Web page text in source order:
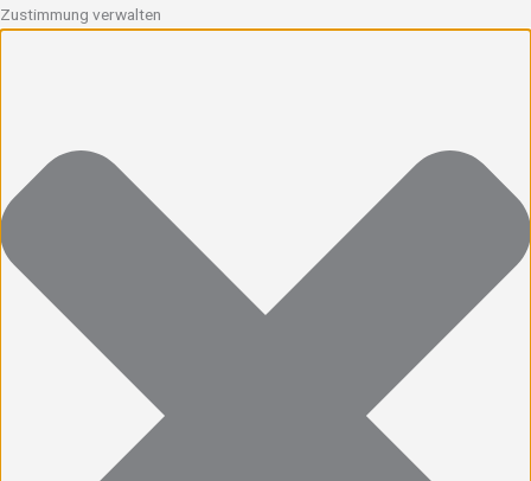
Zustimmung verwalten